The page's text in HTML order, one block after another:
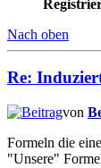
Nach oben
Re:
von
Formeln die
"Unsere"